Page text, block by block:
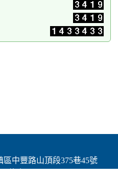
中豐路山頂段375巷45號